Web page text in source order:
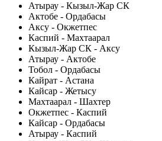
Атырау - Кызыл-Жар СК
Актобе - Ордабасы
Аксу - Окжетпес
Каспий - Махтаарал
Кызыл-Жар СК - Аксу
Атырау - Актобе
Тобол - Ордабасы
Кайрат - Астана
Кайсар - Жетысу
Махтаарал - Шахтер
Окжетпес - Каспий
Кайсар - Ордабасы
Атырау - Каспий